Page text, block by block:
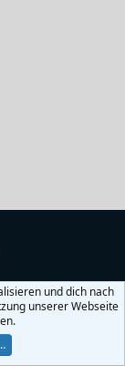
und dich nach
unserer Webseite